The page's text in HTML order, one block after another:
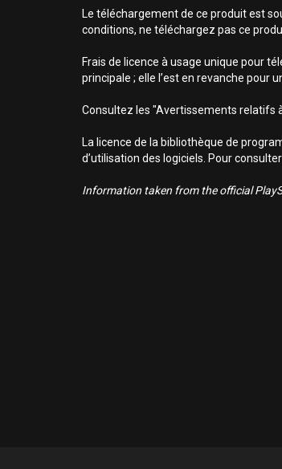
Le téléchargement de ce produit est
conditions, ne téléchargez pas ce
Frais de licence à usage unique pour
principale ; elle l’est en revanche pour
Consultez les "Avertissements relatifs
La licence de la bibliothèque de
d’utilisation des logiciels. Pour
Information taken from the official